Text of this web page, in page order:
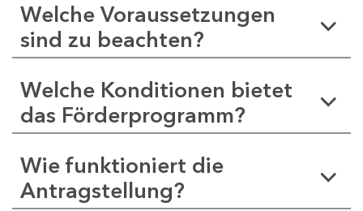
Welche Voraussetzungen
sind zu beachten?
Welche Konditionen bietet
das Förderprogramm?
Wie funktioniert die
Antragstellung?